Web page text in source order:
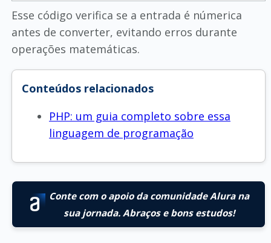
Esse código verifica se a entrada é númerica
antes de converter, evitando erros durante
operações matemáticas.
Conteúdos relacionados
PHP: um guia completo sobre essa
linguagem de programação
Conte com o apoio da comunidade Alura na
sua jornada. Abraços e bons estudos!